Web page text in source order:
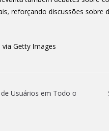
reforçando discussões sobre
Getty Images
Usuários em Todo o